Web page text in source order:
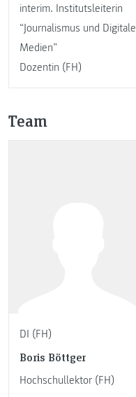
interim. Institutsleiterin
“Journalismus und Digitale
Medien”
Dozentin (FH)
Team
DI (FH)
Boris Böttger
Hochschullektor (FH)